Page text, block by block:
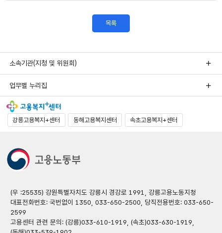
목록
소속기관(지청 및 위원회)
업무별 누리집
강릉고용복지+센터 동해고용복지센터 속초고용복지+센터
(우 :25535) 강원특별자치도 강릉시 경강로 1991, 강릉고용노동지청
대표전화번호: 국번없이 1350, 033-650-2500, 당직전용번호: 033-650-
2599
고용센터 관련 문의: (강릉)033-610-1919, (속초)033-630-1919,